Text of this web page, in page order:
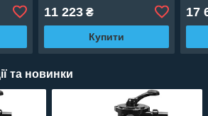
11 223₴
Купити
17
та новинки